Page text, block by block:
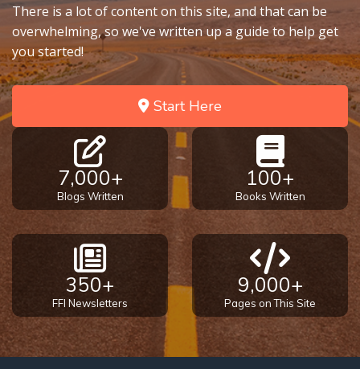
There is a lot of content on this site, and that can be
overwhelming, so we've written up a guide to help get
you started!
Start Here
7,000+
Blogs Written
100+
Books Written
350+
FFI Newsletters
9,000+
Pages on This Site